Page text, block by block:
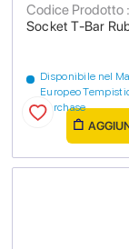
Socket T-Bar
Codice Prodotto
Disponibile nel
Europeo
purchase